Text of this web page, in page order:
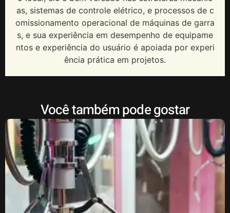
as, sistemas de controle elétrico, e processos de c
omissionamento operacional de máquinas de garra
s, e sua experiência em desempenho de equipame
ntos e experiência do usuário é apoiada por experi
ência prática em projetos.
Você também pode gostar